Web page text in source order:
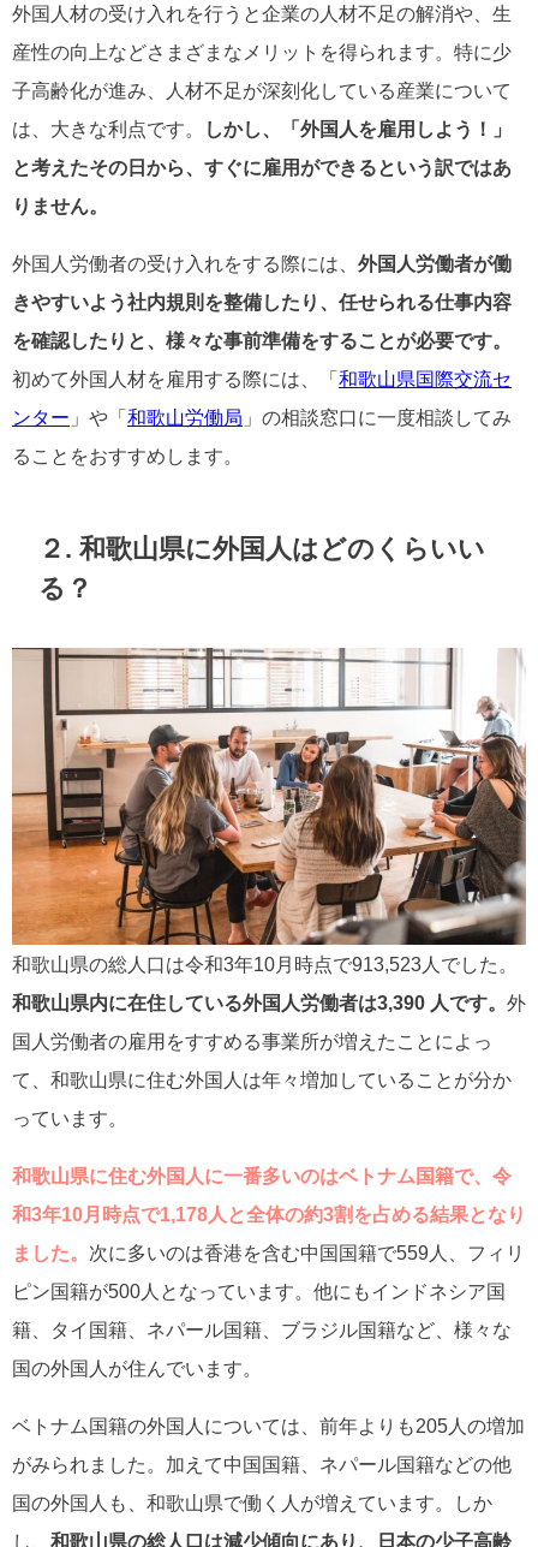
外国人材の受け入れを行うと企業の人材不足の解消や、生
産性の向上などさまざまなメリットを得られます。特に少
子高齢化が進み、人材不足が深刻化している産業について
は、大きな利点です。
しかし、「外国人を雇用しよう！」
と考えたその日から、すぐに雇用ができるという訳ではあ
りません。
外国人労働者の受け入れをする際には、 外国人労働者が働
きやすいよう社内規則を整備したり、任せられる仕事内容
を確認したりと、様々な事前準備をすることが必要です。
初めて外国人材を雇用する際には、「 和歌山県国際交流セ
ンター 」や「 和歌山労働局 」の相談窓口に一度相談してみ
ることをおすすめします。
２. 和歌山県に外国人はどのくらいい
る？
和歌山県の総人口は令和3年10月時点で913,523人でした。
和歌山県内に在住している外国人労働者は3,390 人です。 外
国人労働者の雇用をすすめる事業所が増えたことによっ
て、和歌山県に住む外国人は年々増加していることが分か
っています。
和歌山県に住む外国人に一番多いのはベトナム国籍で、令
和3年10月時点で1,178人と全体の約3割を占める結果となり
ました。 次に多いのは香港を含む中国国籍で559人、フィリ
ピン国籍が500人となっています。他にもインドネシア国
籍、タイ国籍、ネパール国籍、ブラジル国籍など、様々な
国の外国人が住んでいます。
ベトナム国籍の外国人については、前年よりも205人の増加
がみられました。加えて中国国籍、ネパール国籍などの他
国の外国人も、和歌山県で働く人が増えています。しか
し、 和歌山県の総人口は減少傾向にあり、日本の少子高齢